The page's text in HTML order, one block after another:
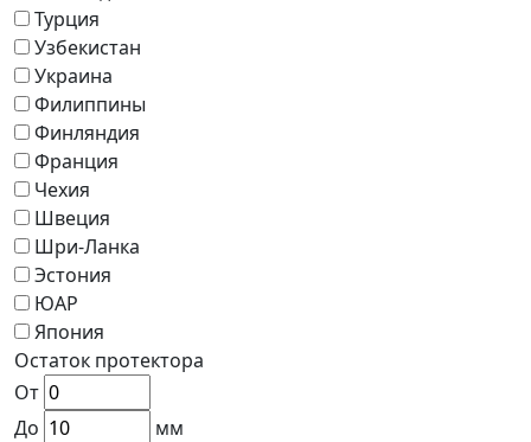
Турция
Узбекистан
Украина
Филиппины
Финляндия
Франция
Чехия
Швеция
Шри-Ланка
Эстония
ЮАР
Япония
Остаток протектора
От
До
мм